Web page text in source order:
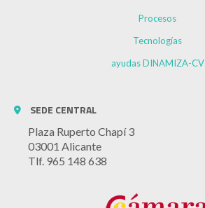
Procesos
Tecnologías
ayudas DINAMIZA-CV
SEDE CENTRAL
Plaza Ruperto Chapí 3
03001 Alicante
Tlf. 965 148 638